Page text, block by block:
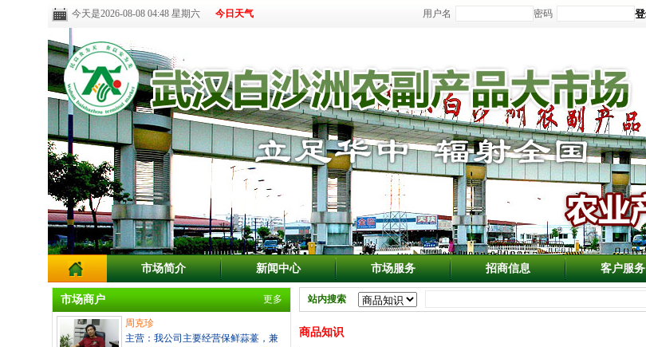
今天是2026-08-08 04:48 星期六 今日天气 用户名 密码
市场简介 新闻中心 市场服务 招商信息 客户服务
市场商户 更多
周克珍
主营：我公司主要经营保鲜蒜薹，兼
站内搜索
商品知识